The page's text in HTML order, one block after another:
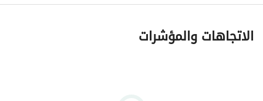
الاتجاهات والمؤشرات